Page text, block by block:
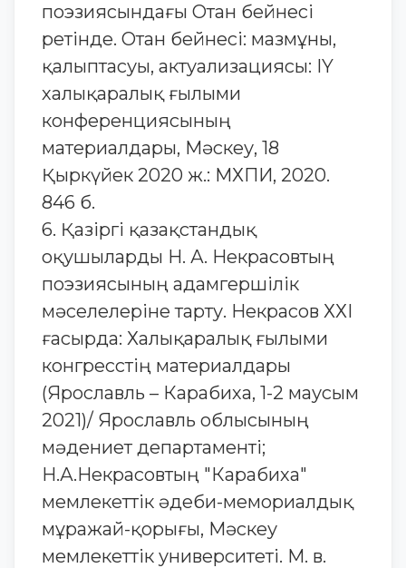
поэзиясындағы Отан бейнесі
ретінде. Отан бейнесі: мазмұны,
қалыптасуы, актуализациясы: IY
халықаралық ғылыми
конференциясының
материалдары, Мәскеу, 18
Қыркүйек 2020 ж.: МХПИ, 2020.
846 б.
6. Қазіргі қазақстандық
оқушыларды Н. А. Некрасовтың
поэзиясының адамгершілік
мәселелеріне тарту. Некрасов ХХІ
ғасырда: Халықаралық ғылыми
конгресстің материалдары
(Ярославль – Карабиха, 1-2 маусым
2021)/ Ярославль облысының
мәдениет департаменті;
Н.А.Некрасовтың "Карабиха"
мемлекеттік әдеби-мемориалдық
мұражай-қорығы, Мәскеу
мемлекеттік университеті. М. в.